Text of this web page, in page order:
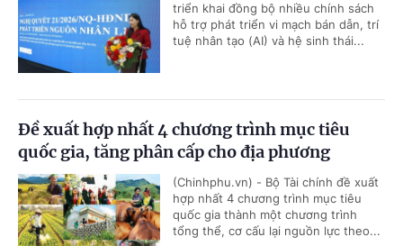
triển khai đồng bộ nhiều chính sách
hỗ trợ phát triển vi mạch bán dẫn, trí
tuệ nhân tạo (AI) và hệ sinh thái...
Đề xuất hợp nhất 4 chương trình mục tiêu
quốc gia, tăng phân cấp cho địa phương
(Chinhphu.vn) - Bộ Tài chính đề xuất
hợp nhất 4 chương trình mục tiêu
quốc gia thành một chương trình
tổng thể, cơ cấu lại nguồn lực theo...